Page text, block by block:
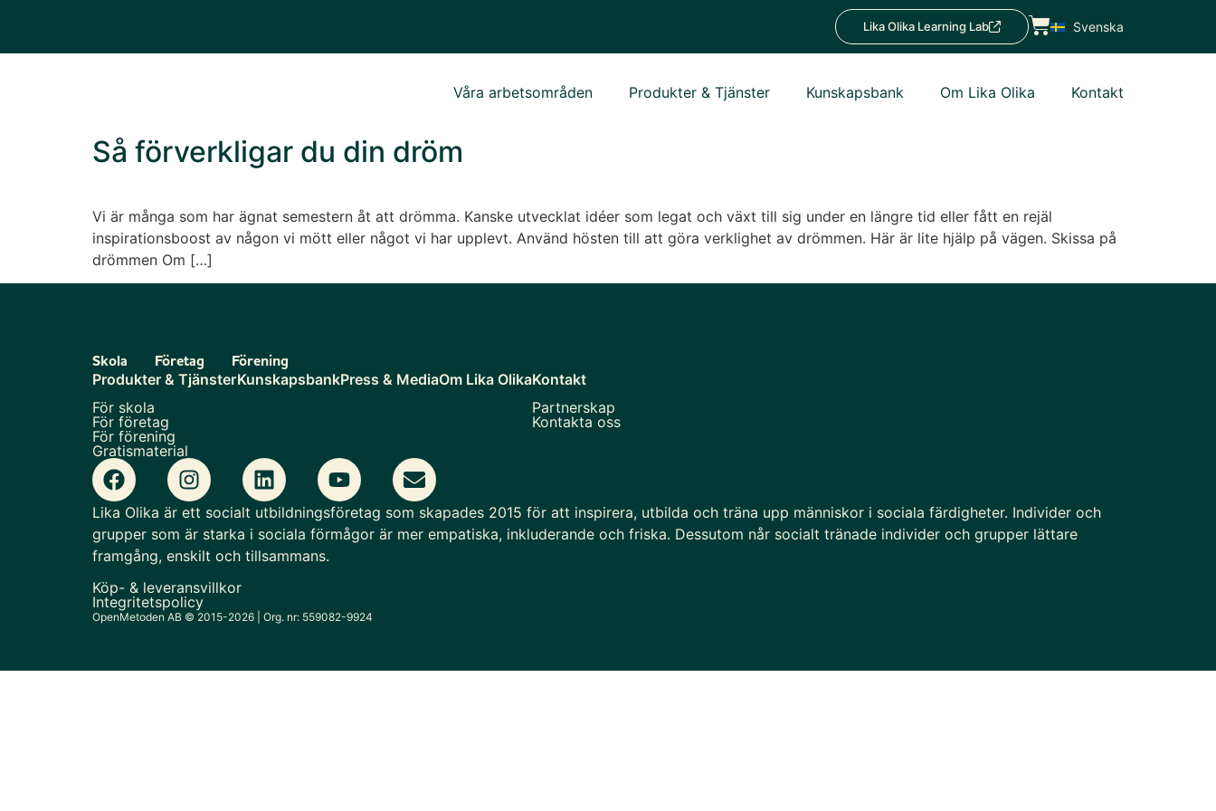
Lika Olika Learning Lab Svenska
Våra arbetsområden Produkter & Tjänster Kunskapsbank Om Lika Olika Kontakt
Så förverkligar du din dröm
Vi är många som har ägnat semestern åt att drömma. Kanske utvecklat idéer som legat och växt till sig under en längre tid eller fått en rejäl
inspirationsboost av någon vi mött eller något vi har upplevt. Använd hösten till att göra verklighet av drömmen. Här är lite hjälp på vägen. Skissa på
drömmen Om […]
Skola Företag Förening
Produkter & Tjänster
För skola
För företag
För förening
Gratismaterial
KunskapsbankPress & MediaOm Lika OlikaKontakt
Partnerskap
Kontakta oss
Lika Olika är ett socialt utbildningsföretag som skapades 2015 för att inspirera, utbilda och träna upp människor i sociala färdigheter. Individer och
grupper som är starka i sociala förmågor är mer empatiska, inkluderande och friska. Dessutom når socialt tränade individer och grupper lättare
framgång, enskilt och tillsammans.
Köp- & leveransvillkor
Integritetspolicy
OpenMetoden AB © 2015-2026 | Org. nr: 559082-9924